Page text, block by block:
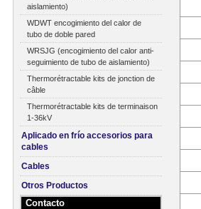
aislamiento)
WDWT encogimiento del calor de
tubo de doble pared
WRSJG (encogimiento del calor anti-
seguimiento de tubo de aislamiento)
Thermorétractable kits de jonction de
câble
Thermorétractable kits de terminaison
1-36kV
Aplicado en frío accesorios para
cables
Cables
Otros Productos
Contacto